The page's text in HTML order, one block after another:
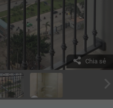
Chia sẻ